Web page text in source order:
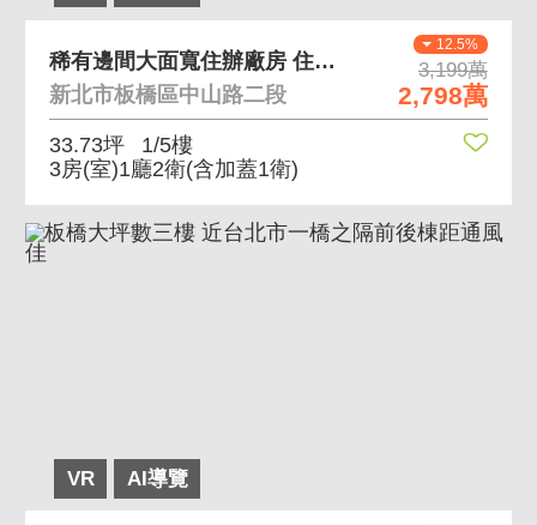
12.5%
3,199萬
2,798萬
稀有邊間大面寬住辦廠房 住店辦皆宜，門口可停雙車位
新北市板橋區中山路二段
33.73坪
1/5樓
3房(室)1廳2衛(含加蓋1衛)
VR AI導覽